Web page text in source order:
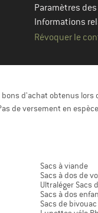
Paramètres
Informations
Révoquer le
d'achat obtenus
de versement en
Sacs à viande
Sacs à dos de
Ultraléger Sacs
Sacs à dos
Sacs de bivouac